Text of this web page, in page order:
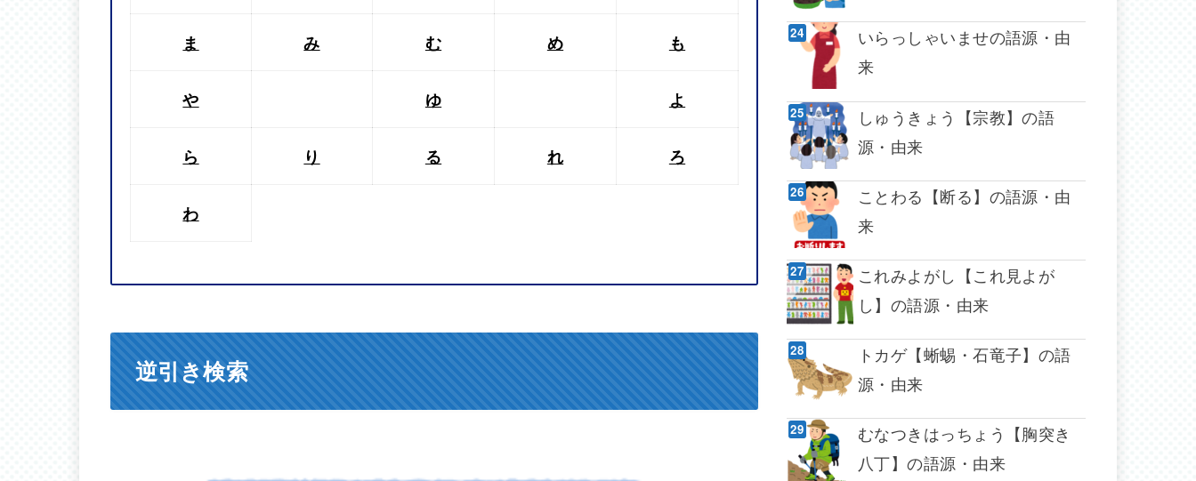
ま み む め も
や ゆ よ
ら り る れ ろ
わ
逆引き検索
いらっしゃいませの語源・由
来
しゅうきょう【宗教】の語
源・由来
ことわる【断る】の語源・由
来
これみよがし【これ見よが
し】の語源・由来
トカゲ【蜥蜴・石竜子】の語
源・由来
むなつきはっちょう【胸突き
八丁】の語源・由来